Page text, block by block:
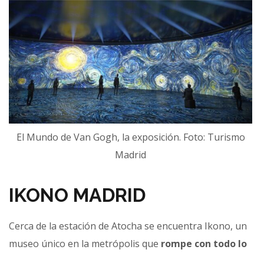
El Mundo de Van Gogh, la exposición. Foto: Turismo
Madrid
IKONO MADRID
Cerca de la estación de Atocha se encuentra Ikono, un
museo único en la metrópolis que rompe con todo lo